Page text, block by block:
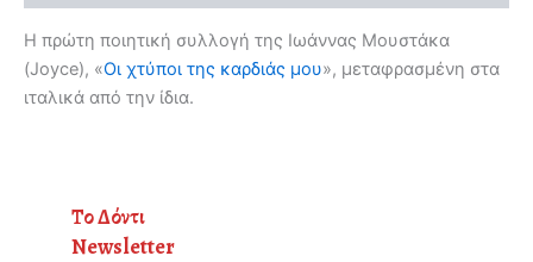
Η πρώτη ποιητική συλλογή της Ιωάννας Μουστάκα
(Joyce), «Οι χτύποι της καρδιάς μου», μεταφρασμένη στα
ιταλικά από την ίδια.
Το Δόντι
Newsletter